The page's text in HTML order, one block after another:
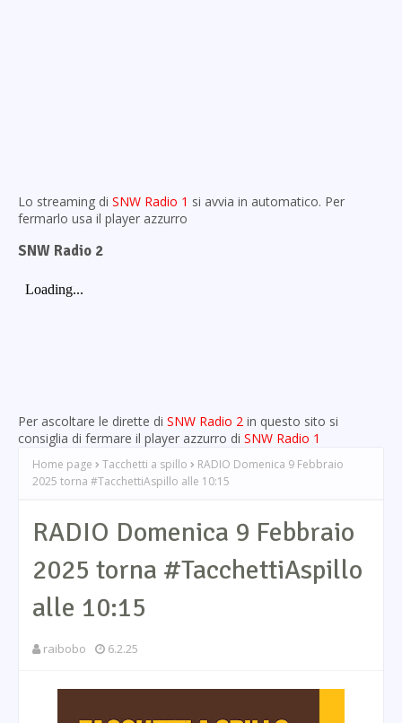
Lo streaming di SNW Radio 1 si avvia in automatico. Per
fermarlo usa il player azzurro
SNW Radio 2
Per ascoltare le dirette di SNW Radio 2 in questo sito si
consiglia di fermare il player azzurro di SNW Radio 1
Home page Tacchetti a spillo
RADIO Domenica 9 Febbraio
2025 torna #TacchettiAspillo alle 10:15
RADIO Domenica 9 Febbraio
2025 torna #TacchettiAspillo
alle 10:15
raibobo 6.2.25